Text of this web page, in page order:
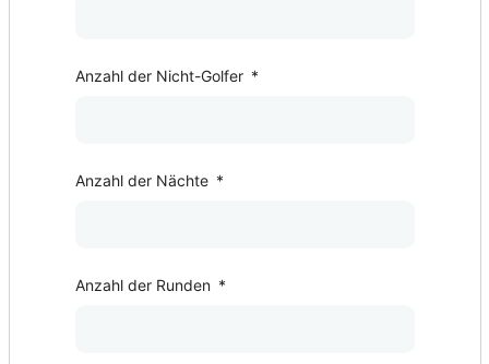
Anzahl der Nicht-Golfer *
Anzahl der Nächte *
Anzahl der Runden *